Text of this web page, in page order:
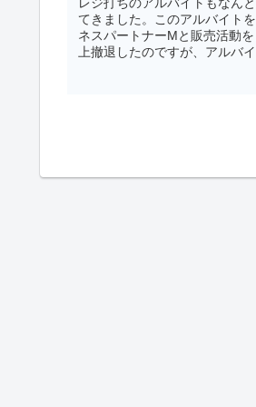
てきました。このアルバイト
ネスパートナーMと販売活動
上撤退したのですが、アルバ